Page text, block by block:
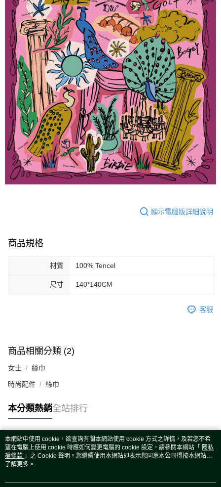
顯示電腦版詳細說明
商品規格
材質 100% Tencel
尺寸 140*140CM
客服
商品相關分類 (2)
女士 絲巾
時尚配件 絲巾
本分類熱銷全站排行
熱門標籤
本網站中使用 cookie，欲查詢有關本網站使用 cookie 方式之詳情，及若您不希
望在電腦上使用 cookie 時應如何變更電腦的 cookie 設定，請參閱本網站「 隱私
權條款 」之 Cookie 聲明。您繼續使用本網站即表示您同意本公司得按本網站使
用條款之 Cookie 聲明使用 cookie。
了解更多 >